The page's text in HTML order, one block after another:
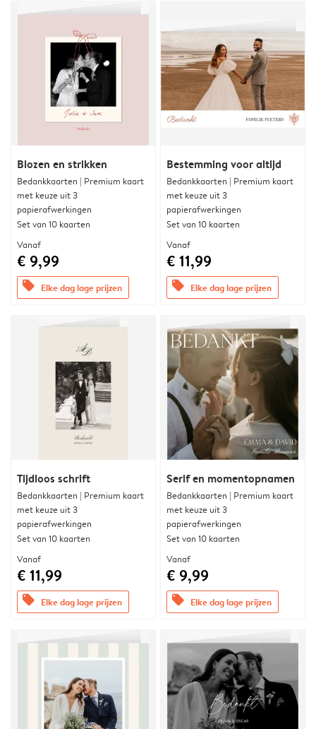
Blozen en strikken
Bedankkaarten | Premium kaart
met keuze uit 3
papierafwerkingen
Set van 10 kaarten
Vanaf
€ 9,99
offers Elke dag lage prijzen
Bestemming voor altijd
Bedankkaarten | Premium kaart
met keuze uit 3
papierafwerkingen
Set van 10 kaarten
Vanaf
€ 11,99
offers Elke dag lage prijzen
Tijdloos schrift
Bedankkaarten | Premium kaart
met keuze uit 3
papierafwerkingen
Set van 10 kaarten
Vanaf
€ 11,99
offers Elke dag lage prijzen
Serif en momentopnamen
Bedankkaarten | Premium kaart
met keuze uit 3
papierafwerkingen
Set van 10 kaarten
Vanaf
€ 9,99
offers Elke dag lage prijzen